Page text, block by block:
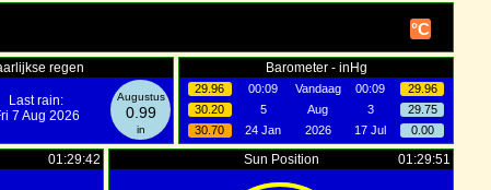
°C
regen
Augustus
0.99
in
Last rain:
7 Aug 2026
Barometer - inHg
29.96 00:09 Vandaag 00:09
29.96
30.20
5 Aug 3
29.75
30.70
24 Jan 2026 17 Jul 0.00
01:29:42 Sun Position 01:29:51